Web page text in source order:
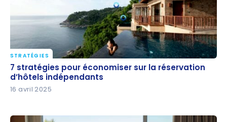
7 stratégies pour économiser sur la réservation
d’hôtels indépendants
STRATÉGIES
7 stratégies pour économiser sur la réservation
d’hôtels indépendants
16 avril 2025